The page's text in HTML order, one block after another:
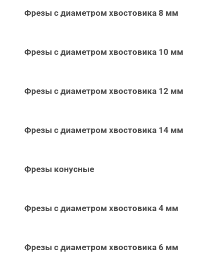
Фрезы с диаметром хвостовика 8 мм
Фрезы с диаметром хвостовика 10 мм
Фрезы с диаметром хвостовика 12 мм
Фрезы с диаметром хвостовика 14 мм
Фрезы конусные
Фрезы с диаметром хвостовика 4 мм
Фрезы с диаметром хвостовика 6 мм